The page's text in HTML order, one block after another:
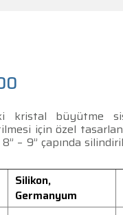
kristal büyütme
için özel
– 9” çapında
Silikon,
Germanyum